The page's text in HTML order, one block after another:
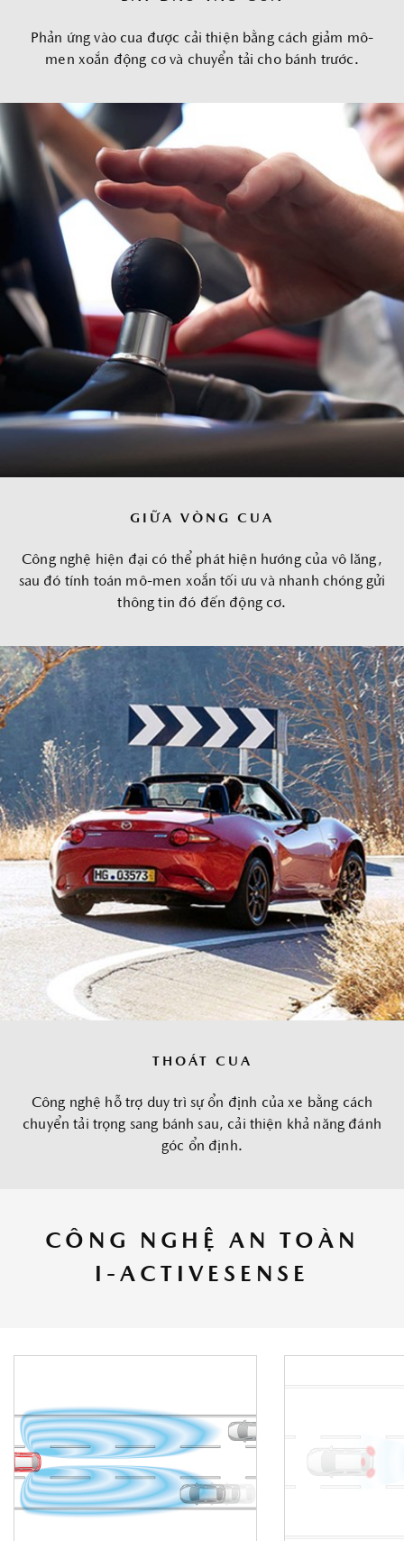
Phản ứng vào cua được cải thiện bằng cách giảm mô-
men xoắn động cơ và chuyển tải cho bánh trước.
GIỮA VÒNG CUA
Công nghệ hiện đại có thể phát hiện hướng của vô lăng,
sau đó tính toán mô-men xoắn tối ưu và nhanh chóng gửi
thông tin đó đến động cơ.
THOÁT CUA
Công nghệ hỗ trợ duy trì sự ổn định của xe bằng cách
chuyển tải trọng sang bánh sau, cải thiện khả năng đánh
góc ổn định.
CÔNG NGHỆ AN TOÀN
I-ACTIVESENSE